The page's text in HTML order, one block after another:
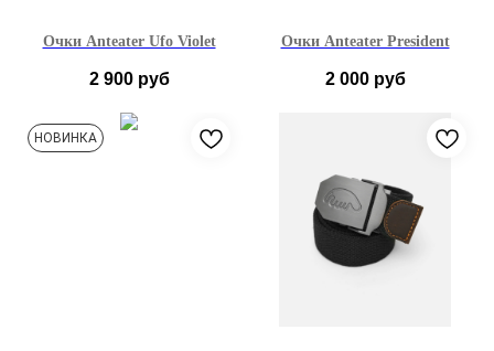
Очки Anteater Ufo Violet
2 900 руб
Очки Anteater President
2 000 руб
НОВИНКА